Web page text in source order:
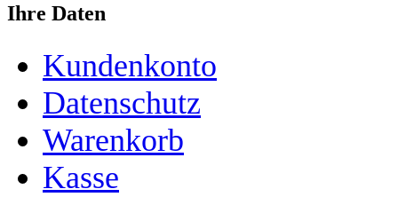
Ihre Daten
Kundenkonto
Datenschutz
Warenkorb
Kasse